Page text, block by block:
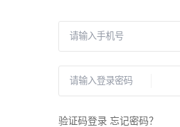
验证码登录 忘记密码？